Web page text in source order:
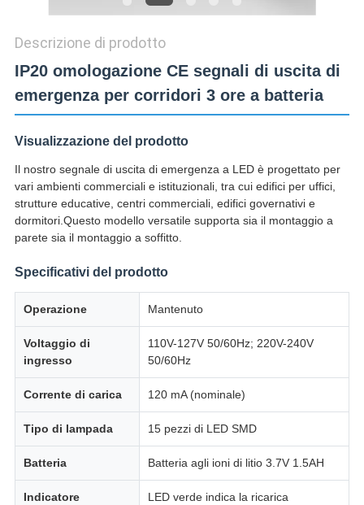
Descrizione di prodotto
IP20 omologazione CE segnali di uscita di
emergenza per corridori 3 ore a batteria
Visualizzazione del prodotto
Il nostro segnale di uscita di emergenza a LED è progettato per
vari ambienti commerciali e istituzionali, tra cui edifici per uffici,
strutture educative, centri commerciali, edifici governativi e
dormitori.Questo modello versatile supporta sia il montaggio a
parete sia il montaggio a soffitto.
Specificativi del prodotto
Operazione Mantenuto
Voltaggio di
ingresso
110V-127V 50/60Hz; 220V-240V
50/60Hz
Corrente di carica 120 mA (nominale)
Tipo di lampada 15 pezzi di LED SMD
Batteria Batteria agli ioni di litio 3.7V 1.5AH
Indicatore LED verde indica la ricarica